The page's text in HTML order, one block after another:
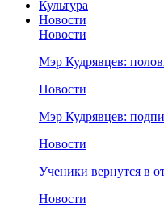
Культура
Новости
Новости
Мэр Кудрявцев:
Новости
Мэр Кудрявцев:
Новости
Ученики вернутся в
Новости